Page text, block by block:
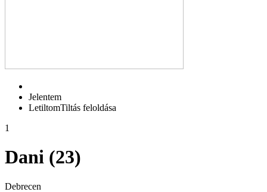
Jelentem
LetiltomTiltás feloldása
1
Dani (23)
Debrecen